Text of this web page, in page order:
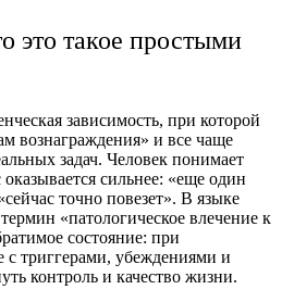
это такое простыми
зависимость, при которой
вознаграждения» и все чаще
задач. Человек понимает
сильнее: «еще один
точно повезет». В языке
«патологическое влечение к
состояние: при
с триггерами, убеждениями и
контроль и качество жизни.